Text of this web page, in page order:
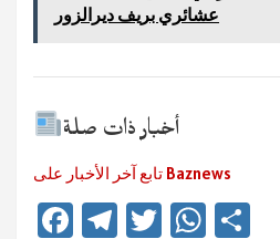
عشائري بريف ديرالزور
أخبار ذات صلة
تابع آخر الأخبار على Baznews
Fa Te T W